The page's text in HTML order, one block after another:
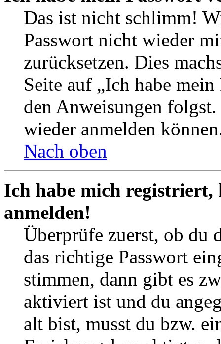
Das ist nicht schlimm!
Passwort nicht wieder
zurücksetzen. Dies
Seite auf „Ich habe
den Anweisungen
wieder anmelden
Nach oben
Ich habe mich
anmelden!
Überprüfe zuerst, ob du
das richtige Passwort
stimmen, dann gibt es
aktiviert ist und du
alt bist, musst du bzw.